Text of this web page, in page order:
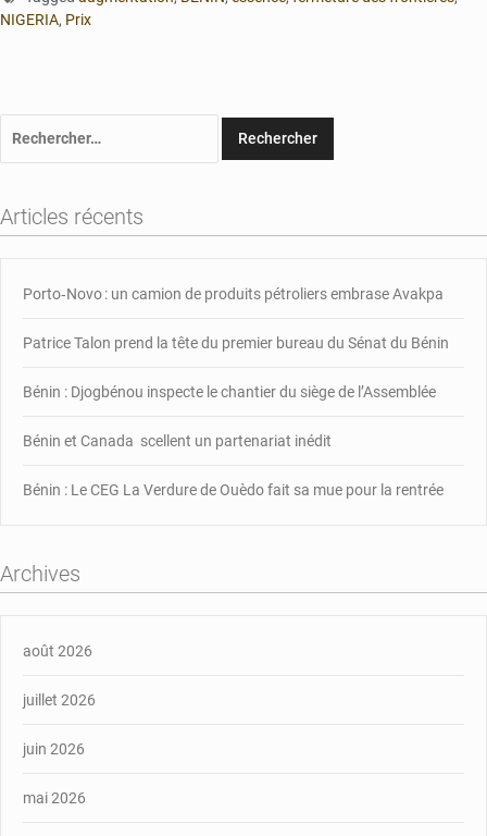
NIGERIA, Prix
Articles récents
Porto‑Novo : un camion de produits pétroliers embrase Avakpa
Patrice Talon prend la tête du premier bureau du Sénat du Bénin
Bénin : Djogbénou inspecte le chantier du siège de l’Assemblée
Bénin et Canada scellent un partenariat inédit
Bénin : Le CEG La Verdure de Ouèdo fait sa mue pour la rentrée
Archives
août 2026
juillet 2026
juin 2026
mai 2026